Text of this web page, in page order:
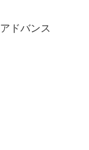
ドバンス